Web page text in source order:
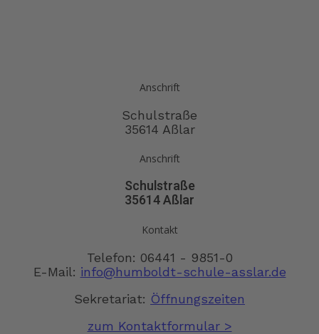
Anschrift
Schulstraße
35614 Aßlar
Anschrift
Schulstraße
35614 Aßlar
Kontakt
Telefon: 06441 - 9851-0
E-Mail: info@humboldt-schule-asslar.de
Sekretariat: Öffnungszeiten
zum Kontaktformular >